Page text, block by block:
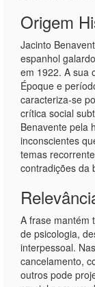
Origem
Jacinto
espanhol
em 1922. A sua
Époque e
caracteriza-se
crítica social
Benavente pela
inconscientes
temas
contradições da
A frase mantém
de psicologia,
interpessoal.
cancelamento,
outros pode